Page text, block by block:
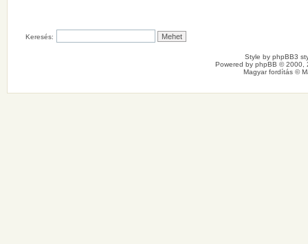
Keresés:
Style by phpBB3
Powered by phpBB © 2000,
Magyar fordítás ©